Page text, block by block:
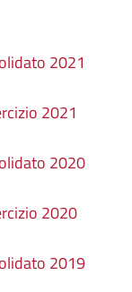
2021
2021
2020
2020
2019